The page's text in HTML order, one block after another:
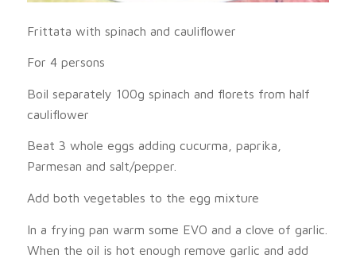
Frittata with spinach and cauliflower
For 4 persons
Boil separately 100g spinach and florets from half
cauliflower
Beat 3 whole eggs adding cucurma, paprika,
Parmesan and salt/pepper.
Add both vegetables to the egg mixture
In a frying pan warm some EVO and a clove of garlic.
When the oil is hot enough remove garlic and add